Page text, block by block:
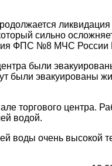
сильно
ФПС №8 МЧС России
были
были эвакуированы
торгового центра.
водой.
воды очень высокой